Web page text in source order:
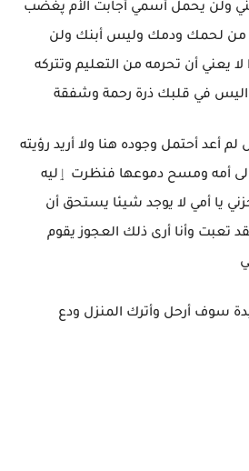
ولن يحمل أسمي أجابت الأم پغضب
من لحمك ودمك وليس أبنك ولن
يعني أن تحرمه من التعليم وتتركه
في قلبك ذرة رحمة وشفقة
أعد أحتمل وجوده هنا ولا أريد رؤيته
أمه ومسح دموعها فنظرت ٳليه
يا أمي لا يوجد شيئا يستحق أن
تعبت وأنا أرى ذلك العجوز يقوم
سوف أرحل وأترك المنزل ودع